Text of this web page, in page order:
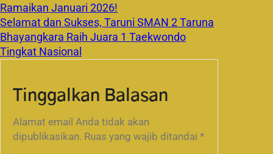
Ramaikan Januari 2026!
Selamat dan Sukses, Taruni SMAN 2 Taruna
Bhayangkara Raih Juara 1 Taekwondo
Tingkat Nasional
Tinggalkan Balasan
Alamat email Anda tidak akan
dipublikasikan. Ruas yang wajib ditandai *